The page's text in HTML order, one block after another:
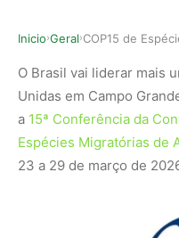
Inicio›Geral›
O Brasil vai liderar mais
Unidas em Campo
a 15ª Conferência da
Espécies Migratórias de
23 a 29 de março de